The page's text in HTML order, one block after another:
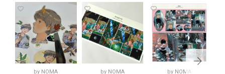
by NOMA by NOMA by NOMA